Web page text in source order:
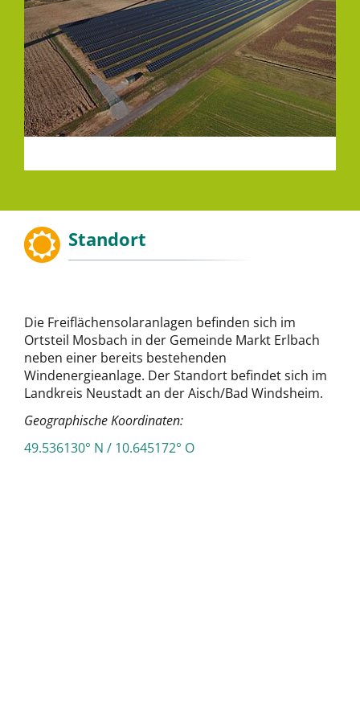
Standort
Die Freiflächensolaranlagen befinden sich im
Ortsteil Mosbach in der Gemeinde Markt Erlbach
neben einer bereits bestehenden
Windenergieanlage. Der Standort befindet sich im
Landkreis Neustadt an der Aisch/Bad Windsheim.
Geographische Koordinaten:
49.536130° N / 10.645172° O